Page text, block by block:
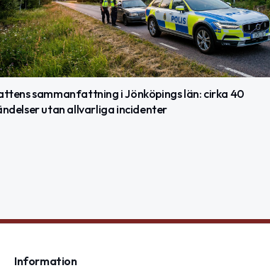
sammanfattning i Jönköpings län: cirka 40
utan allvarliga incidenter
Information